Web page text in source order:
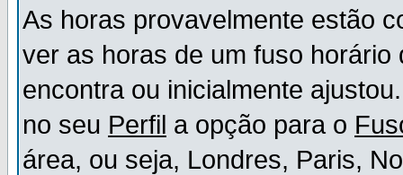
As horas provavelmente estão
ver as horas de um fuso
encontra ou inicialmente
no seu Perfil a opção para o
área, ou seja, Londres, Paris,